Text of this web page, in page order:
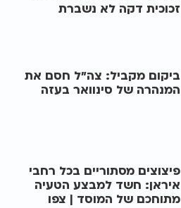
זכוכית דקה לא נשברת
ביקום מקביל: צה"ל חסם את
המנהרה של סינוואר בעזה
פיצוצים מסתוריים בכל רחבי
איראן: חשד למבצע הטעיה
מתוחכם של המוסד | צפו